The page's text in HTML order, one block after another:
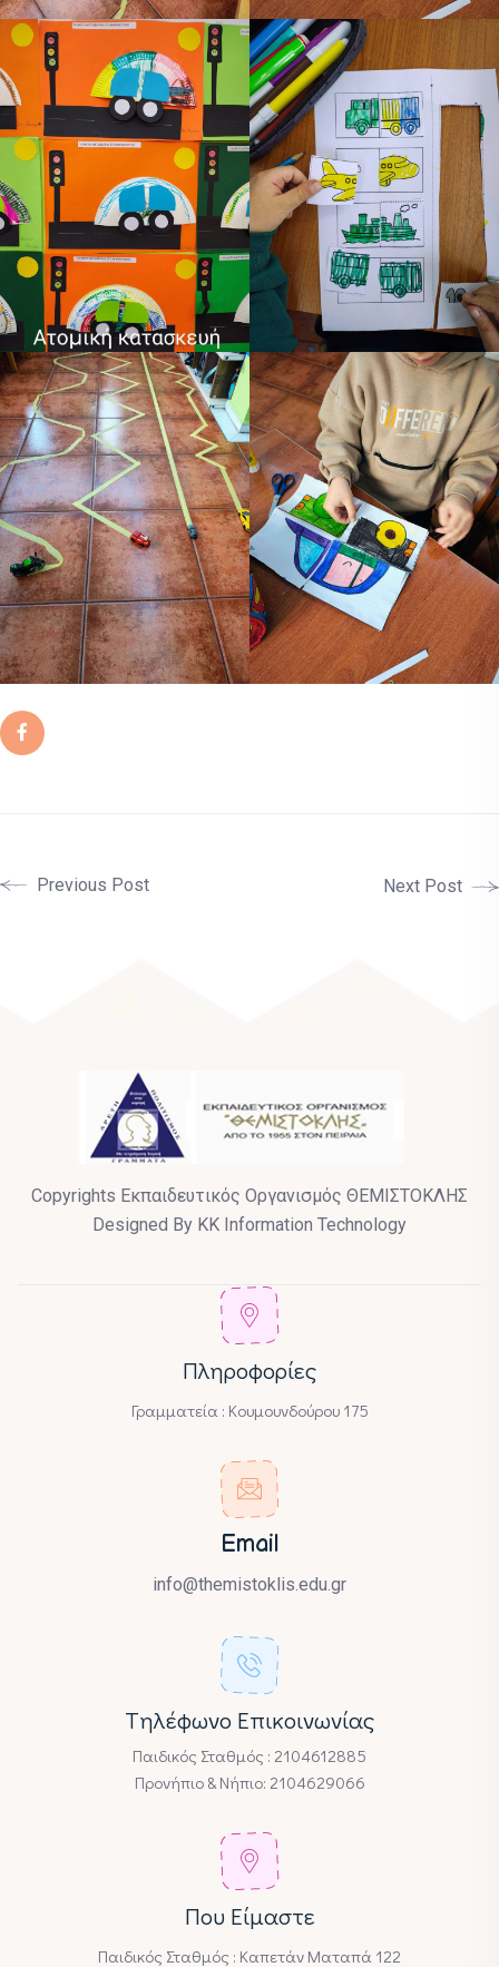
Previous Post Next Post
Copyrights Εκπαιδευτικός Οργανισμός ΘΕΜΙΣΤΟΚΛΗΣ
Designed By KK Information Technology
Πληροφορίες
Γραμματεία : Κουμουνδούρου 175
Email
info@themistoklis.edu.gr
Tηλέφωνο Επικοινωνίας
Παιδικός Σταθμός : 2104612885
Προνήπιο & Νήπιο: 2104629066
Που Είμαστε
Παιδικός Σταθμός : Καπετάν Ματαπά 122